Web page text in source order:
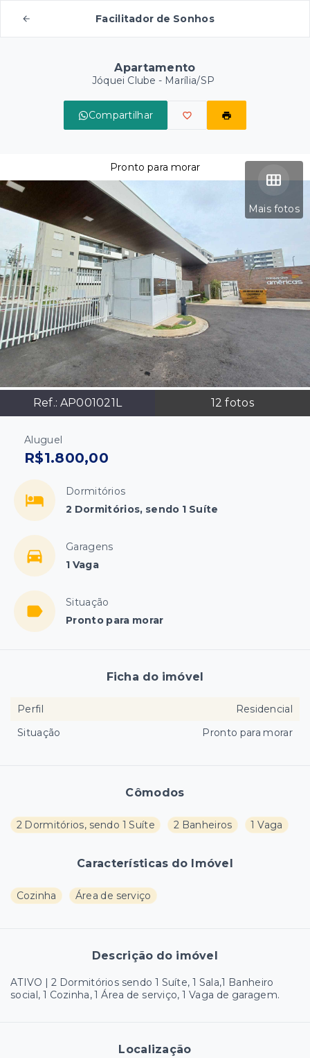
Facilitador de Sonhos
Apartamento
Jóquei Clube - Marília/SP
Compartilhar
Mais fotos
Ref.: AP001021L 12 fotos
Pronto para morar
Aluguel
R$1.800,00
Dormitórios
2 Dormitórios, sendo 1 Suíte
Garagens
1 Vaga
Situação
Pronto para morar
Cômodos
2 Dormitórios, sendo 1 Suíte 2 Banheiros 1 Vaga
Características do Imóvel
Cozinha Área de serviço
Descrição do imóvel
ATIVO | 2 Dormitórios sendo 1 Suíte, 1 Sala,1 Banheiro
social, 1 Cozinha, 1 Área de serviço, 1 Vaga de garagem.
Localização
Ficha do imóvel
Perfil
Residencial
Situação
Pronto para morar